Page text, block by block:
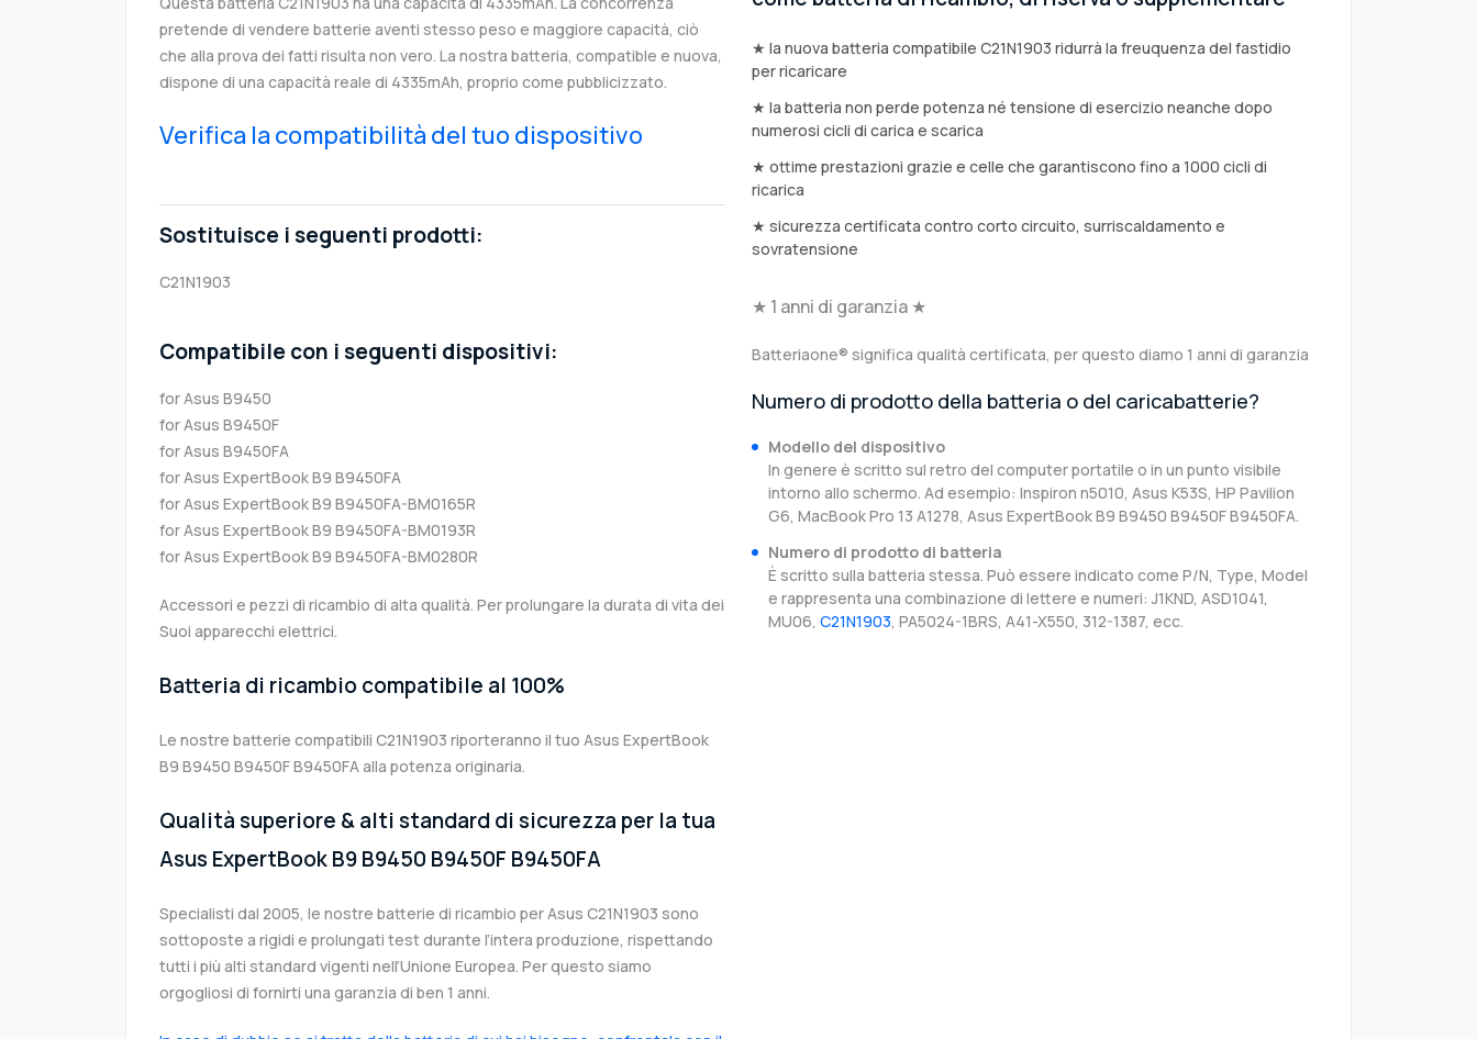
pretende di vendere batterie aventi stesso peso e maggiore capacità, ciò
che alla prova dei fatti risulta non vero. La nostra batteria, compatible e nuova,
dispone di una capacità reale di 4335mAh, proprio come pubblicizzato.
Verifica la compatibilità del tuo dispositivo
Sostituisce i seguenti prodotti:
C21N1903
Compatibile con i seguenti dispositivi:
for Asus B9450
for Asus B9450F
for Asus B9450FA
for Asus ExpertBook B9 B9450FA
for Asus ExpertBook B9 B9450FA-BM0165R
for Asus ExpertBook B9 B9450FA-BM0193R
for Asus ExpertBook B9 B9450FA-BM0280R
Accessori e pezzi di ricambio di alta qualità. Per prolungare la durata di vita dei
Suoi apparecchi elettrici.
Batteria di ricambio compatibile al 100%
Le nostre batterie compatibili C21N1903 riporteranno il tuo Asus ExpertBook
B9 B9450 B9450F B9450FA alla potenza originaria.
Qualità superiore & alti standard di sicurezza per la tua
Asus ExpertBook B9 B9450 B9450F B9450FA
Specialisti dal 2005, le nostre batterie di ricambio per Asus C21N1903 sono
sottoposte a rigidi e prolungati test durante l’intera produzione, rispettando
tutti i più alti standard vigenti nell’Unione Europea. Per questo siamo
orgogliosi di fornirti una garanzia di ben 1 anni.
★ la nuova batteria compatibile C21N1903 ridurrà la freuquenza del fastidio
per ricaricare
★ la batteria non perde potenza né tensione di esercizio neanche dopo
numerosi cicli di carica e scarica
★ ottime prestazioni grazie e celle che garantiscono fino a 1000 cicli di
ricarica
★ sicurezza certificata contro corto circuito, surriscaldamento e
sovratensione
★ 1 anni di garanzia ★
Batteriaone® significa qualità certificata, per questo diamo 1 anni di garanzia
Numero di prodotto della batteria o del caricabatterie?
Modello del dispositivo
In genere è scritto sul retro del computer portatile o in un punto visibile
intorno allo schermo. Ad esempio: Inspiron n5010, Asus K53S, HP Pavilion
G6, MacBook Pro 13 A1278, Asus ExpertBook B9 B9450 B9450F B9450FA.
Numero di prodotto di batteria
È scritto sulla batteria stessa. Può essere indicato come P/N, Type, Model
e rappresenta una combinazione di lettere e numeri: J1KND, ASD1041,
MU06, C21N1903, PA5024-1BRS, A41-X550, 312-1387, ecc.